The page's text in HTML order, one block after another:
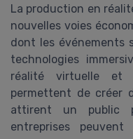
La production en
nouvelles voies
dont les événements
technologies
réalité virtuelle et
permettent de créer
attirent un public
entreprises